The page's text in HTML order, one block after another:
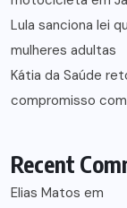
Lula sanciona lei
mulheres adultas
Kátia da Saúde
compromisso
Recent
Elias Matos em